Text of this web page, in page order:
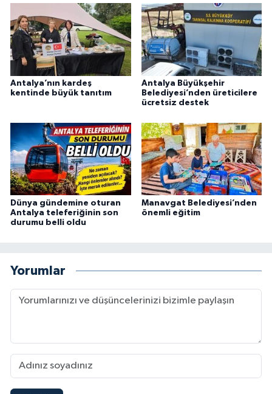
Antalya’nın kardeş
kentinde büyük tanıtım
Antalya Büyükşehir
Belediyesi’nden üreticilere
ücretsiz destek
Dünya gündemine oturan
Antalya teleferiğinin son
durumu belli oldu
Manavgat Belediyesi’nden
önemli eğitim
Yorumlar